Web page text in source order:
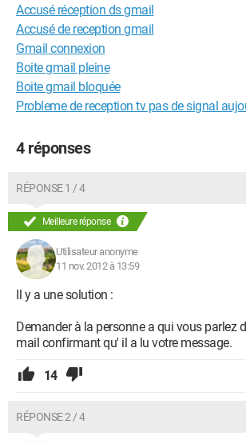
Accusé réception ds gmail
Accusé de reception gmail
Gmail connexion
Boite gmail pleine
Boite gmail bloquée
Probleme de reception tv pas de signal
4 réponses
RÉPONSE 1 / 4
Meilleure réponse
Utilisateur anonyme
11 nov. 2012 à 13:59
Il y a une solution :
Demander à la personne a qui vous parlez
mail confirmant qu' il a lu votre message.
14
RÉPONSE 2 / 4